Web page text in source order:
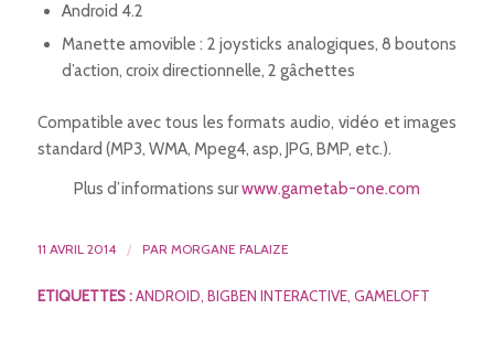
Android 4.2
Manette amovible : 2 joysticks analogiques, 8 boutons
d’action, croix directionnelle, 2 gâchettes
Compatible avec tous les formats audio, vidéo et images
standard (MP3, WMA, Mpeg4, asp, JPG, BMP, etc.).
Plus d’informations surwww.gametab-one.com
11 AVRIL 2014 / PAR MORGANE FALAIZE
ETIQUETTES : ANDROID, BIGBEN INTERACTIVE, GAMELOFT